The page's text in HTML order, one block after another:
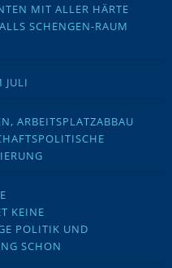
MIT ALLER HÄRTE
SCHENGEN-RAUM
JULI
ARBEITSPLATZABBAU
KEINE
POLITIK UND
SCHON